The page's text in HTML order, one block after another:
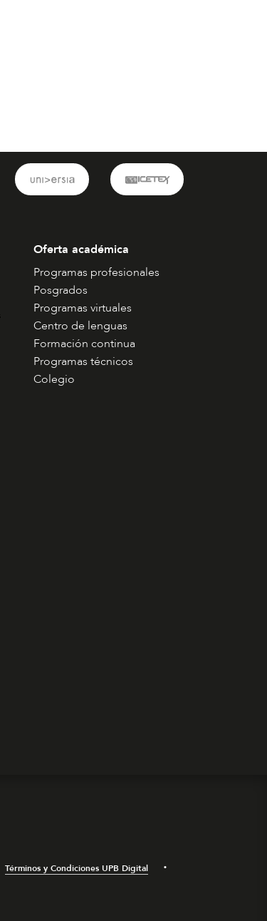
Oferta académica
Programas profesionales
Posgrados
Programas virtuales
Centro de lenguas
Formación continua
Programas técnicos
Colegio
Términos y Condiciones UPB Digital